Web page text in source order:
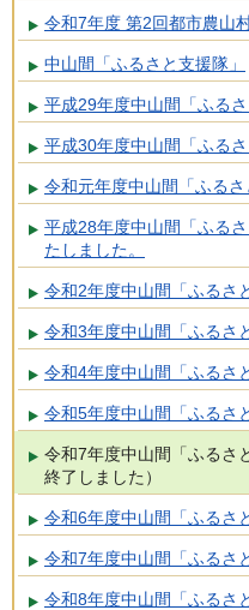
令和7年度 第2回都市農山
中山間「ふるさと支援隊」
平成29年度中山間「ふる
平成30年度中山間「ふる
令和元年度中山間「ふる
平成28年度中山間「ふる
たしました。
令和2年度中山間「ふるさ
令和3年度中山間「ふるさ
令和4年度中山間「ふるさ
令和5年度中山間「ふるさ
令和7年度中山間「ふるさ
終了しました）
令和6年度中山間「ふるさ
令和7年度中山間「ふるさ
令和8年度中山間「ふるさ